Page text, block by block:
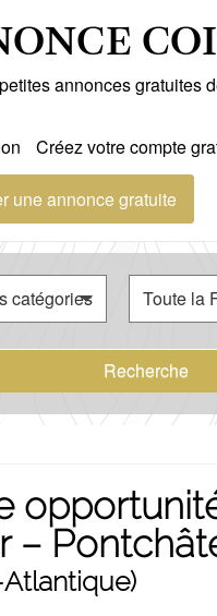
annonces gratuites
Créez votre compte
une annonce gratuite
Recherche
–